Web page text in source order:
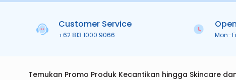
Customer Service
+62 813 1000 9066
Temukan Promo Produk Kecantikan hingga Skincare